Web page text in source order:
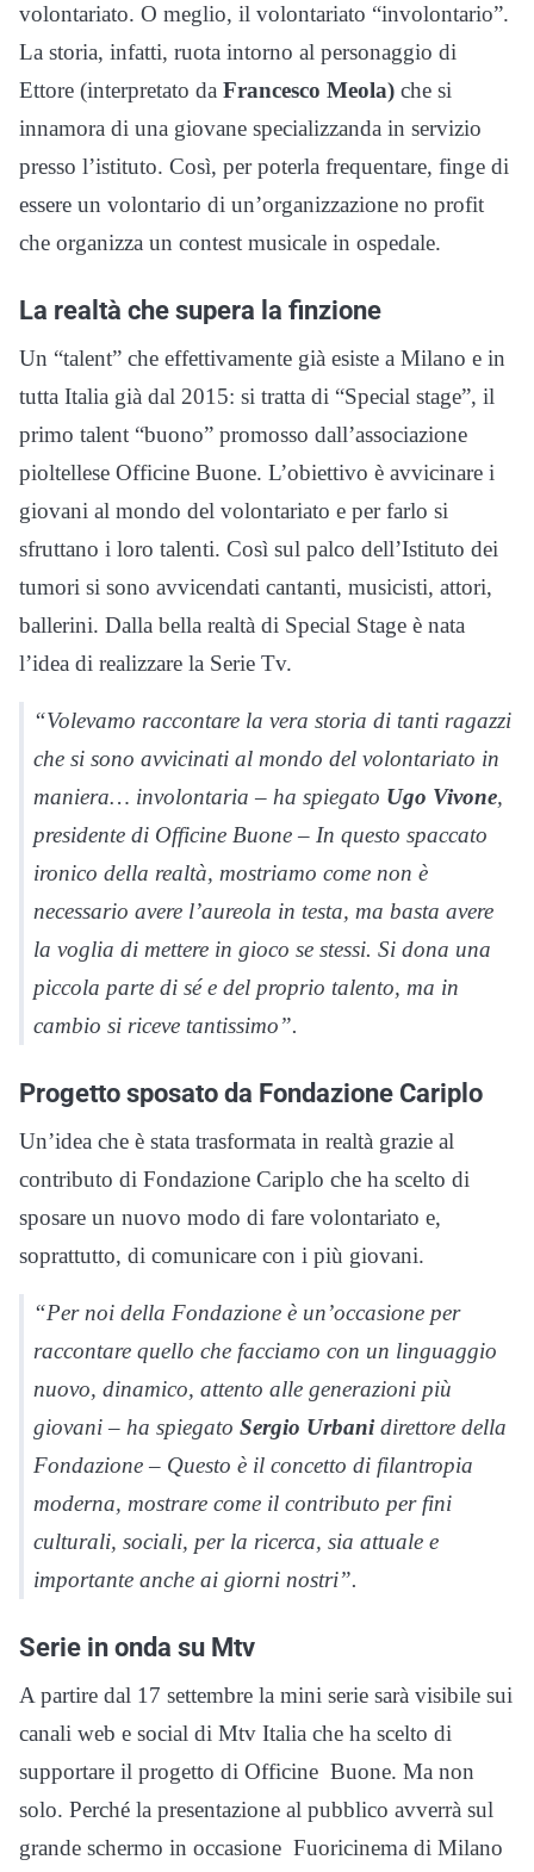
volontariato. O meglio, il volontariato “involontario”.
La storia, infatti, ruota intorno al personaggio di
Ettore (interpretato da Francesco Meola) che si
innamora di una giovane specializzanda in servizio
presso l’istituto. Così, per poterla frequentare, finge di
essere un volontario di un’organizzazione no profit
che organizza un contest musicale in ospedale.
La realtà che supera la finzione
Un “talent” che effettivamente già esiste a Milano e in
tutta Italia già dal 2015: si tratta di “Special stage”, il
primo talent “buono” promosso dall’associazione
pioltellese Officine Buone. L’obiettivo è avvicinare i
giovani al mondo del volontariato e per farlo si
sfruttano i loro talenti. Così sul palco dell’Istituto dei
tumori si sono avvicendati cantanti, musicisti, attori,
ballerini. Dalla bella realtà di Special Stage è nata
l’idea di realizzare la Serie Tv.
“Volevamo raccontare la vera storia di tanti ragazzi
che si sono avvicinati al mondo del volontariato in
maniera… involontaria – ha spiegato Ugo Vivone,
presidente di Officine Buone – In questo spaccato
ironico della realtà, mostriamo come non è
necessario avere l’aureola in testa, ma basta avere
la voglia di mettere in gioco se stessi. Si dona una
piccola parte di sé e del proprio talento, ma in
cambio si riceve tantissimo”.
Progetto sposato da Fondazione Cariplo
Un’idea che è stata trasformata in realtà grazie al
contributo di Fondazione Cariplo che ha scelto di
sposare un nuovo modo di fare volontariato e,
soprattutto, di comunicare con i più giovani.
“Per noi della Fondazione è un’occasione per
raccontare quello che facciamo con un linguaggio
nuovo, dinamico, attento alle generazioni più
giovani – ha spiegato Sergio Urbanidirettore della
Fondazione – Questo è il concetto di filantropia
moderna, mostrare come il contributo per fini
culturali, sociali, per la ricerca, sia attuale e
importante anche ai giorni nostri”.
Serie in onda su Mtv
A partire dal 17 settembre la mini serie sarà visibile sui
canali web e social di Mtv Italia che ha scelto di
supportare il progetto di Officine Buone. Ma non
solo. Perché la presentazione al pubblico avverrà sul
grande schermo in occasione Fuoricinema di Milano